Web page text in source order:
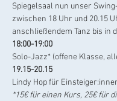
Spiegelsaal nun unser
zwischen 18 Uhr und 20.15
anschließendem Tanz bis in
18:00-19:00
Solo-Jazz* (offene Klasse,
19.15-20.15
Lindy Hop für
*15€ für einen Kurs, 25€ für